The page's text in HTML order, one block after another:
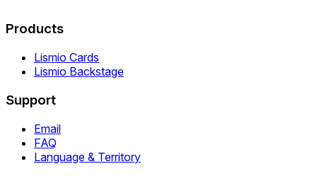
Products
Lismio Cards
Lismio Backstage
Support
Email
FAQ
Language & Territory